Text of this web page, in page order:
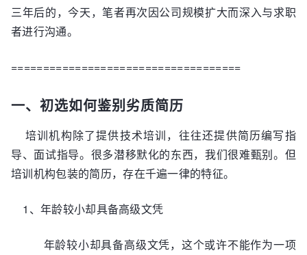
三年后的，今天，笔者再次因公司规模扩大而深入与求职
者进行沟通。
====================================
一、初选如何鉴别劣质简历
培训机构除了提供技术培训，往往还提供简历编写指
导、面试指导。很多潜移默化的东西，我们很难甄别。但
培训机构包装的简历，存在千遍一律的特征。
1、年龄较小却具备高级文凭
年龄较小却具备高级文凭，这个或许不能作为一项